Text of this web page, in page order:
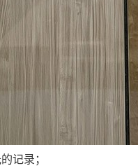
记录；